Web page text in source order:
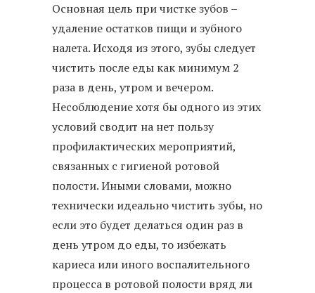
Основная цель при чистке зубов –
удаление остатков пищи и зубного
налета. Исходя из этого, зубы следует
чистить после еды как минимум 2
раза в день, утром и вечером.
Несоблюдение хотя бы одного из этих
условий сводит на нет пользу
профилактических мероприятий,
связанных с гигиеной ротовой
полости. Иными словами, можно
технически идеально чистить зубы, но
если это будет делаться один раз в
день утром до еды, то избежать
кариеса или иного воспалительного
процесса в ротовой полости вряд ли